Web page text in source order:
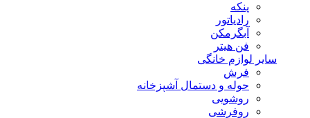
پنکه
رادیاتور
آبگرمکن
فن هیتر
سایر لوازم خانگی
فرش
حوله و دستمال آشپزخانه
روشویی
روفرشی